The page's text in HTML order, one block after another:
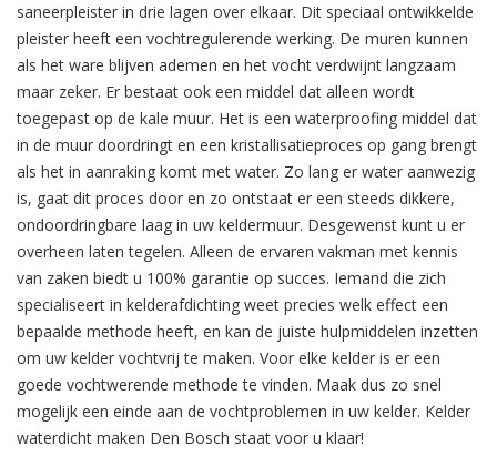
saneerpleister in drie lagen over elkaar. Dit speciaal ontwikkelde
pleister heeft een vochtregulerende werking. De muren kunnen
als het ware blijven ademen en het vocht verdwijnt langzaam
maar zeker. Er bestaat ook een middel dat alleen wordt
toegepast op de kale muur. Het is een waterproofing middel dat
in de muur doordringt en een kristallisatieproces op gang brengt
als het in aanraking komt met water. Zo lang er water aanwezig
is, gaat dit proces door en zo ontstaat er een steeds dikkere,
ondoordringbare laag in uw keldermuur. Desgewenst kunt u er
overheen laten tegelen. Alleen de ervaren vakman met kennis
van zaken biedt u 100% garantie op succes. Iemand die zich
specialiseert in kelderafdichting weet precies welk effect een
bepaalde methode heeft, en kan de juiste hulpmiddelen inzetten
om uw kelder vochtvrij te maken. Voor elke kelder is er een
goede vochtwerende methode te vinden. Maak dus zo snel
mogelijk een einde aan de vochtproblemen in uw kelder. Kelder
waterdicht maken Den Bosch staat voor u klaar!